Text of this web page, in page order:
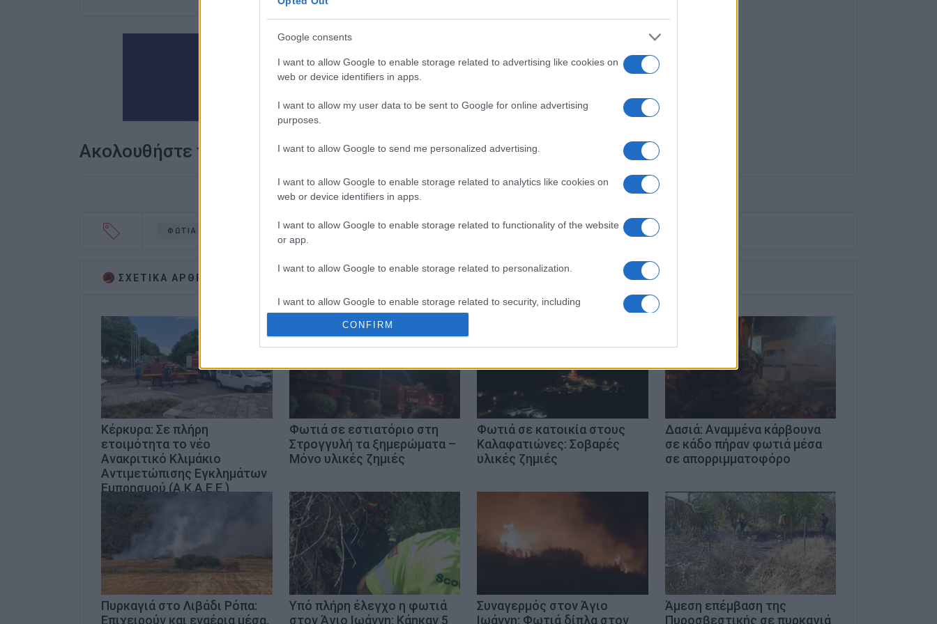
Google consents
I want to allow Google to enable storage related to advertising like cookies on
web or device identifiers in apps.
I want to allow my user data to be sent to Google for online advertising
purposes.
I want to allow Google to send me personalized advertising.
I want to allow Google to enable storage related to analytics like cookies on
web or device identifiers in apps.
I want to allow Google to enable storage related to functionality of the website
or app.
I want to allow Google to enable storage related to personalization.
I want to allow Google to enable storage related to security, including
authentication functionality and fraud prevention, and other user protection.
CONFIRM
Ακολουθήστε το enimerosi στοFacebook
ΦΩΤΙΑ ΓΑΡΙΤΣΑ ΠΥΡΟΣΒΕΣΤΙΚΗ
ΣΧΕΤΙΚA AΡΘΡΑ
Κέρκυρα: Σε πλήρη
ετοιμότητα το νέο
Ανακριτικό Κλιμάκιο
Αντιμετώπισης Εγκλημάτων
Εμπρησμού (Α.Κ.Α.Ε.Ε.)
Φωτιά σε εστιατόριο στη
Στρογγυλή τα ξημερώματα –
Μόνο υλικές ζημιές
Φωτιά σε κατοικία στους
Καλαφατιώνες: Σοβαρές
υλικές ζημιές
Δασιά: Αναμμένα κάρβουνα
σε κάδο πήραν φωτιά μέσα
σε απορριμματοφόρο
Πυρκαγιά στο Λιβάδι Ρόπα:
Επιχειρούν και εναέρια μέσα,
Υπό πλήρη έλεγχο η φωτιά
στον Άγιο Ιωάννη: Κάηκαν 5
Συναγερμός στον Άγιο
Ιωάννη: Φωτιά δίπλα στον
Άμεση επέμβαση της
Πυροσβεστικής σε πυρκαγιά